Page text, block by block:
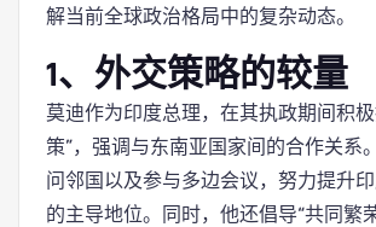
解当前全球政治格局中的复杂动态。
1、外交策略的较量
莫迪作为印度总理，在其执政期间积
策”，强调与东南亚国家间的合作关系
问邻国以及参与多边会议，努力提升
的主导地位。同时，他还倡导“共同繁